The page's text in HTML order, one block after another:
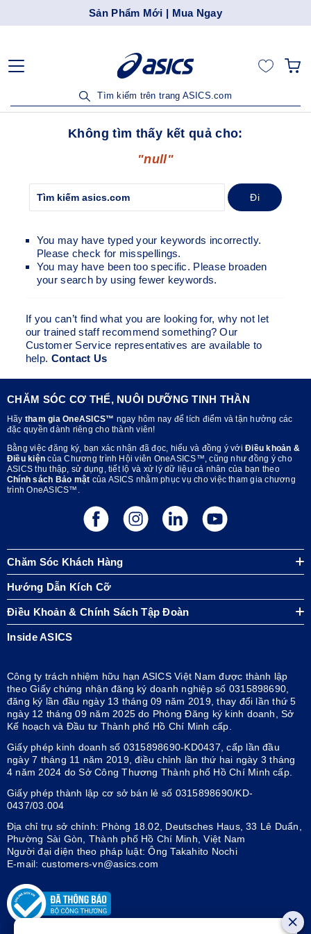
Sản Phẩm Mới | Mua Ngay
Tìm kiếm trên trang ASICS.com
Không tìm thấy kết quả cho:
"null"
Đi
You may have typed your keywords incorrectly.
Please check for misspellings.
You may have been too specific. Please broaden
your search by using fewer keywords.
If you can’t find what you are looking for, why not let
our trained staff recommend something? Our
Customer Service representatives are available to
help. Contact Us
CHĂM SÓC CƠ THỂ, NUÔI DƯỠNG TINH THẦN
Hãy tham gia OneASICS™ ngay hôm nay để tích điểm và tận hưởng các
đặc quyền dành riêng cho thành viên!
Bằng việc đăng ký, bạn xác nhận đã đọc, hiểu và đồng ý với Điều khoản &
Điều kiện của Chương trình Hội viên OneASICS™, cũng như đồng ý cho
ASICS thu thập, sử dụng, tiết lộ và xử lý dữ liệu cá nhân của bạn theo
Chính sách Bảo mật của ASICS nhằm phục vụ cho việc tham gia chương
trình OneASICS™.
Chăm Sóc Khách Hàng
Hướng Dẫn Kích Cỡ
Điều Khoản & Chính Sách Tập Đoàn
Inside ASICS
Công ty trách nhiệm hữu hạn ASICS Việt Nam được thành lập
theo Giấy chứng nhận đăng ký doanh nghiệp số 0315898690,
đăng ký lần đầu ngày 13 tháng 09 năm 2019, thay đổi lần thứ 5
ngày 12 tháng 09 năm 2025 do Phòng Đăng ký kinh doanh, Sở
Kế hoạch và Đầu tư Thành phố Hồ Chí Minh cấp.
Giấy phép kinh doanh số 0315898690-KD0437, cấp lần đầu
ngày 7 tháng 11 năm 2019, điều chỉnh lần thứ hai ngày 3 tháng
4 năm 2024 do Sở Công Thương Thành phố Hồ Chí Minh cấp.
Giấy phép thành lập cơ sở bán lẻ số 0315898690/KD-
0437/03.004
Địa chỉ trụ sở chính: Phòng 18.02, Deutsches Haus, 33 Lê Duẩn,
Phường Sài Gòn, Thành phố Hồ Chí Minh, Việt Nam
Người đại diện theo pháp luật: Ông Takahito Nochi
E-mail: customers-vn@asics.com